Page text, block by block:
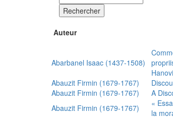
Rechercher
Auteur
Abarbanel Isaac (1437-1508)
Abauzit Firmin (1679-1767)
Abauzit Firmin (1679-1767)
A
Abauzit Firmin (1679-1767)
«
la